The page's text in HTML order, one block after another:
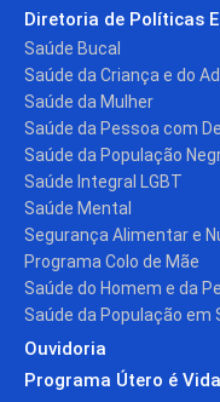
Diretoria de Políticas
Saúde Bucal
Saúde da Criança e do
Saúde da Mulher
Saúde da Pessoa com
Saúde da População
Saúde Integral LGBT
Saúde Mental
Segurança Alimentar e
Programa Colo de Mãe
Saúde do Homem e da
Saúde da População em
Ouvidoria
Programa Útero é Vida